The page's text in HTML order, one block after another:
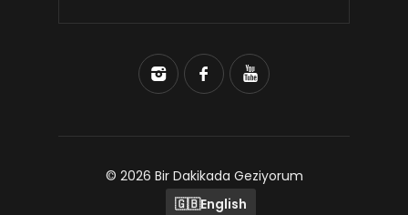
© 2026 Bir Dakikada Geziyorum
🇬🇧English